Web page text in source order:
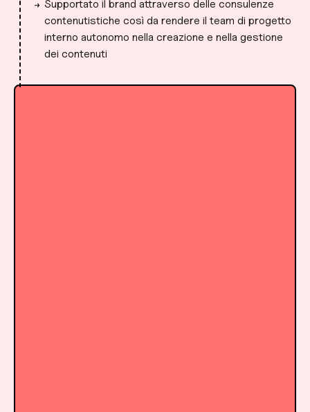
Supportato il brand attraverso delle consulenze
contenutistiche così da rendere il team di progetto
interno autonomo nella creazione e nella gestione
dei contenuti